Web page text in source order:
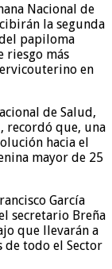
Nacional de
la segunda
papiloma
riesgo más
en
de Salud,
recordó que, una
hacia el
mayor de 25
García
secretario Breña
que llevarán a
de todo el Sector